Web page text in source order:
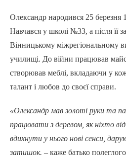
Олександр народився 25 березня
Навчався у школі №33, а після її
Вінницькому міжрегіональному
училищі. До війни працював
створював меблі, вкладаючи у
талант і любов до своєї справи.
«Олександр мав золоті руки та
працювати з деревом, як ніхто
вдихнути у нього нові сенси,
затишок. – каже батько